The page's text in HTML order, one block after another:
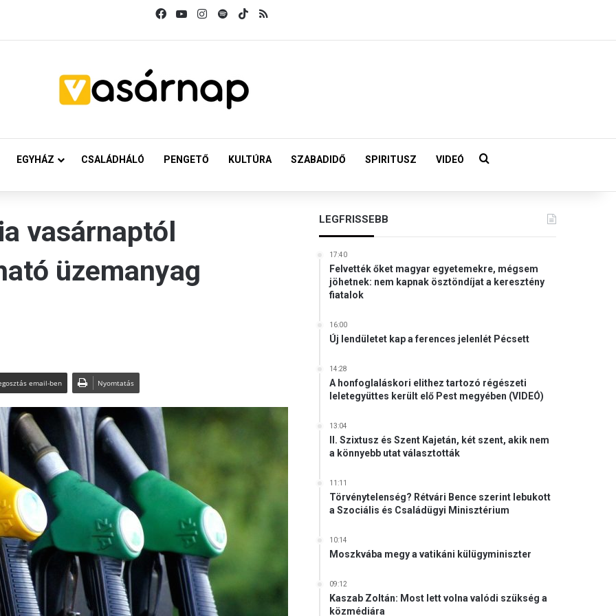
FacebookYouTubeInstagram
SpotifyTikTok
EGYHÁZ CSALÁDHÁLÓ PENGETŐ KULTÚRA SZABADIDŐ SPIRITUSZ VIDEÓ Keresés:
vasárnaptól
üzemanyag
email-ben Nyomtatás
LEGFRISSEBB
17:40
Felvették őket magyar egyetemekre, mégsem
jöhetnek: nem kapnak ösztöndíjat a keresztény
fiatalok
16:00
Új lendületet kap a ferences jelenlét Pécsett
14:28
A honfoglaláskori elithez tartozó régészeti
leletegyüttes került elő Pest megyében (VIDEÓ)
13:04
II. Szixtusz és Szent Kajetán, két szent, akik nem
a könnyebb utat választották
11:11
Törvénytelenség? Rétvári Bence szerint lebukott
a Szociális és Családügyi Minisztérium
10:14
Moszkvába megy a vatikáni külügyminiszter
09:12
Kaszab Zoltán: Most lett volna valódi szükség a
közmédiára